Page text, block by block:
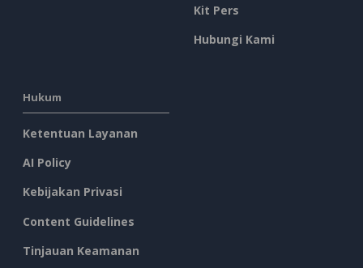
Kit Pers
Hubungi Kami
Hukum
Ketentuan Layanan
AI Policy
Kebijakan Privasi
Content Guidelines
Tinjauan Keamanan